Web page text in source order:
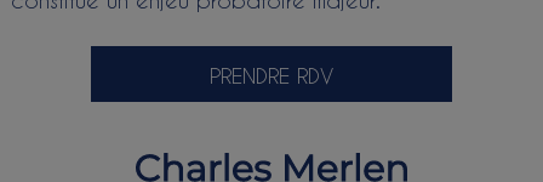
PRENDRE RDV